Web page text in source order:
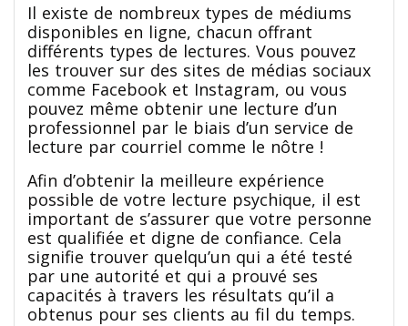
Il existe de nombreux types de médiums
disponibles en ligne, chacun offrant
différents types de lectures. Vous pouvez
les trouver sur des sites de médias sociaux
comme Facebook et Instagram, ou vous
pouvez même obtenir une lecture d’un
professionnel par le biais d’un service de
lecture par courriel comme le nôtre !
Afin d’obtenir la meilleure expérience
possible de votre lecture psychique, il est
important de s’assurer que votre personne
est qualifiée et digne de confiance. Cela
signifie trouver quelqu’un qui a été testé
par une autorité et qui a prouvé ses
capacités à travers les résultats qu’il a
obtenus pour ses clients au fil du temps.